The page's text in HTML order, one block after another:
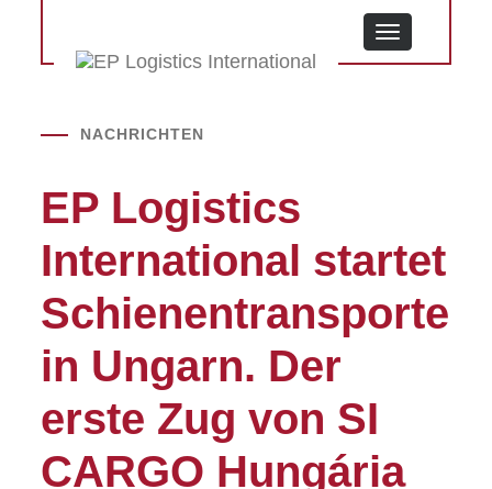
MENU
NACHRICHTEN
EP Logistics
International startet
Schienentransporte
in Ungarn. Der
erste Zug von SI
CARGO Hungária